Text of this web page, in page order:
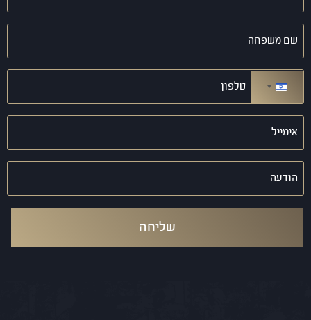
שם
משפחה
טלפון
(חובה)
ישראל +972
אימייל
(חובה)
הודעה